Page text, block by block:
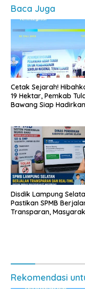
Baca Juga
Cetak Sejarah!
19 Hektar, Pemkab
Bawang Siap
Disdik Lampung
Pastikan SPMB
Transparan,
Rekomendasi